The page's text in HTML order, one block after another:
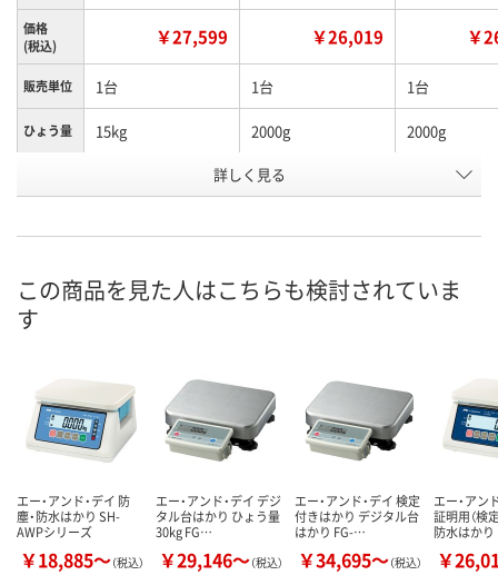
価格
(税込)
￥27,599 ￥26,019 ￥
販売単位 1台 1台 1台
ひょう量 15kg 2000g 2000g
1区
U564671 U564675 U564677
在庫 直送品 直送品 直送品
お届け日
数量
カゴへ
メーカー都合により
販売停止中です
メーカー都合
販売停止中で
詳しく見る
この商品を見た人はこちらも検討されていま
す
エー・アンド・デイ 防
塵・防水はかり SH-
AWPシリーズ
￥18,885～（税込）
エー・アンド・デイ デジ
タル台はかり ひょう量
30kg FG…
￥29,146～（税込）
エー・アンド・デイ 検定
付きはかり デジタル台
はかり FG-…
￥34,695～（税込）
エー・アン
証明用（検
防水はか
￥